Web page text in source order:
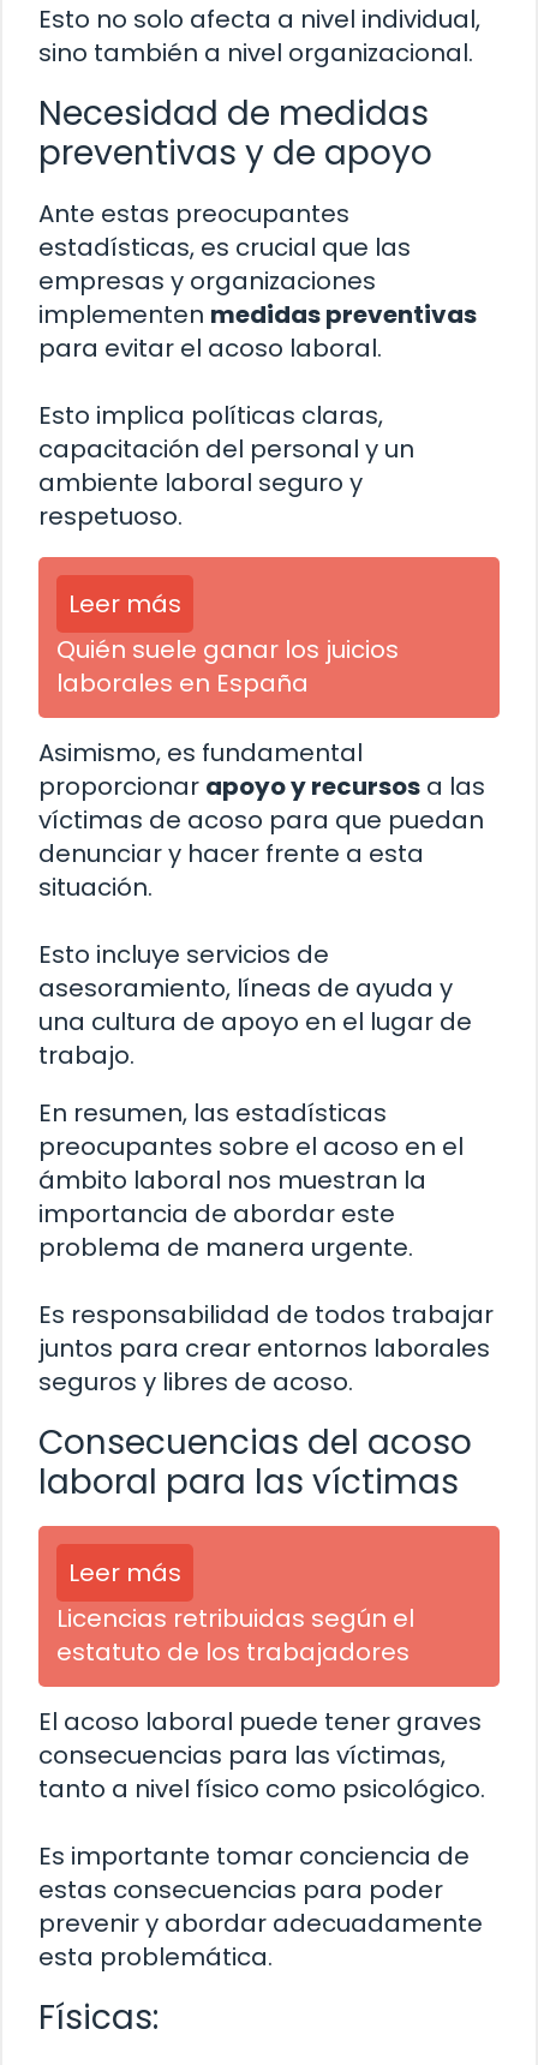
Esto no solo afecta a nivel individual,
sino también a nivel organizacional.
Necesidad de medidas
preventivas y de apoyo
Ante estas preocupantes
estadísticas, es crucial que las
empresas y organizaciones
implementen medidas preventivas
para evitar el acoso laboral.
Esto implica políticas claras,
capacitación del personal y un
ambiente laboral seguro y
respetuoso.
Leer más
Quién suele ganar los juicios
laborales en España
Asimismo, es fundamental
proporcionar apoyo y recursos a las
víctimas de acoso para que puedan
denunciar y hacer frente a esta
situación.
Esto incluye servicios de
asesoramiento, líneas de ayuda y
una cultura de apoyo en el lugar de
trabajo.
En resumen, las estadísticas
preocupantes sobre el acoso en el
ámbito laboral nos muestran la
importancia de abordar este
problema de manera urgente.
Es responsabilidad de todos trabajar
juntos para crear entornos laborales
seguros y libres de acoso.
Consecuencias del acoso
laboral para las víctimas
Leer más
Licencias retribuidas según el
estatuto de los trabajadores
El acoso laboral puede tener graves
consecuencias para las víctimas,
tanto a nivel físico como psicológico.
Es importante tomar conciencia de
estas consecuencias para poder
prevenir y abordar adecuadamente
esta problemática.
Físicas: